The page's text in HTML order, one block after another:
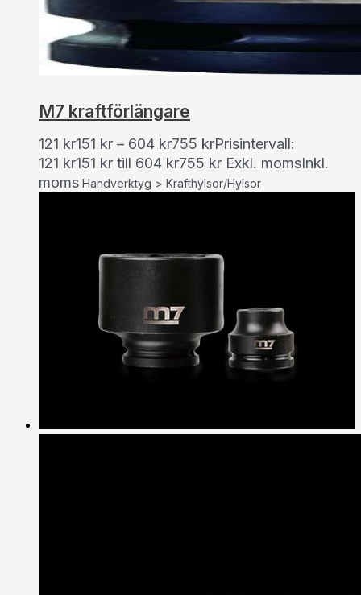
M7 kraftförlängare
121 kr151 kr – 604 kr755 krPrisintervall:
121 kr151 kr till 604 kr755 kr Exkl. momsInkl.
moms Handverktyg > Krafthylsor/Hylsor